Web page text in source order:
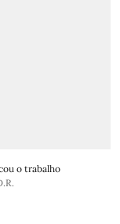
o trabalho